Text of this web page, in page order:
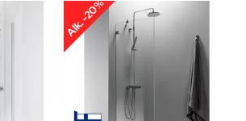
Alk. -20%